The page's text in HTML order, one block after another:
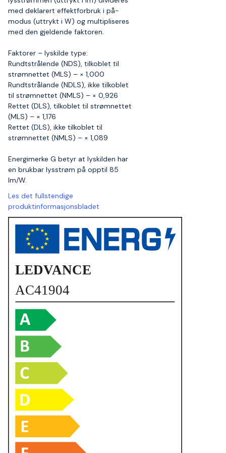
med deklarert effektforbruk i på-
modus (uttrykt i W) og multipliseres
med den gjeldende faktoren.
Faktorer – lyskilde type:
Rundtstrålende (NDS), tilkoblet til
strømnettet (MLS) – × 1,000
Rundtstrålande (NDLS), ikke tilkoblet
til strømnettet (NMLS) – × 0,926
Rettet (DLS), tilkoblet til strømnettet
(MLS) – × 1,176
Rettet (DLS), ikke tilkoblet til
strømnettet (NMLS) – × 1,089
Energimerke G betyr at lyskilden har
en brukbar lysstrøm på opptil 85
lm/W.
Les det fullstendige
produktinformasjonsbladet